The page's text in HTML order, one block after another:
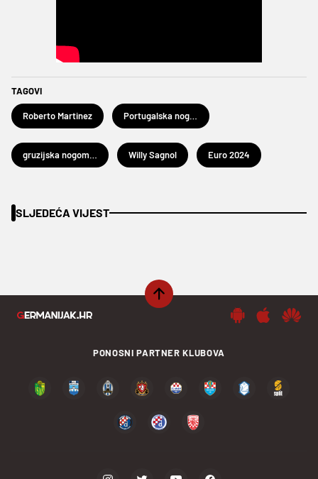
TAGOVI
Roberto Martinez
Willy Sagnol Euro 2024
SLJEDEĆA VIJEST
PONOSNI PARTNER KLUBOVA